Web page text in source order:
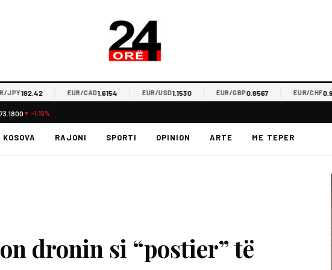
182.42 EUR/CAD1.6154 EUR/USD1.1530 EUR/GBP0.8567 EUR/CHF0.9357
▼ -1.16%
KOSOVA RAJONI SPORTI OPINION ARTE ME TEPER
dronin si “postier” të